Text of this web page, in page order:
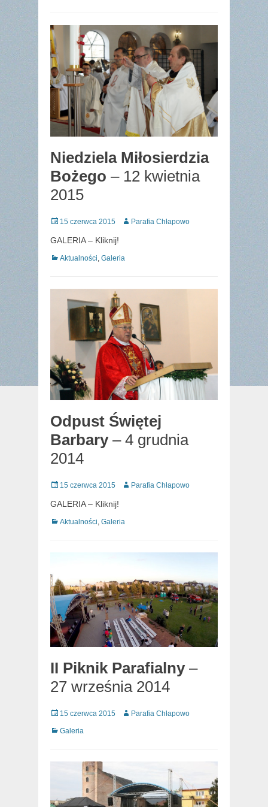
Niedziela Miłosierdzia
Bożego – 12 kwietnia
2015
Posted
15 czerwca 2015 AuthorParafia Chłapowo
GALERIA – Kliknij!
Categories
Aktualności, Galeria
Odpust Świętej
Barbary– 4 grudnia
2014
Posted
15 czerwca 2015 AuthorParafia Chłapowo
GALERIA – Kliknij!
Categories
Aktualności, Galeria
II Piknik Parafialny–
27 września 2014
Posted
15 czerwca 2015 Author
Parafia Chłapowo
Categories
Galeria